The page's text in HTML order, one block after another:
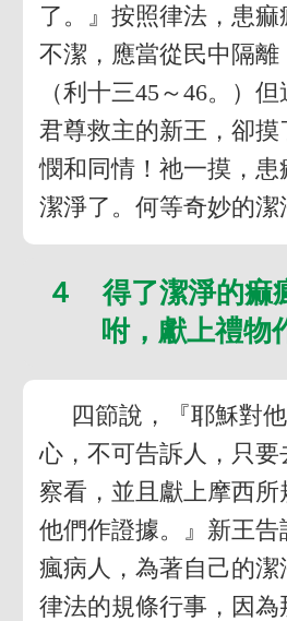
了。』按照律法，患
不潔，應當從民中隔離
（利十三45～46。）
君尊救主的新王，卻
憫和同情！祂一摸，
潔淨了。何等奇妙的潔
４ 得了潔淨的痲
咐，獻上禮物
四節說，『耶穌對
心，不可告訴人，只要
察看，並且獻上摩西
他們作證據。』新王
瘋病人，為著自己的
律法的規條行事，因